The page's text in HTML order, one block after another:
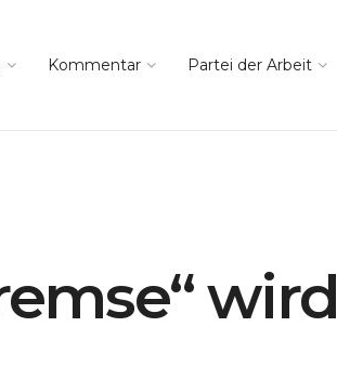
Kommentar Partei der Arbeit
wird